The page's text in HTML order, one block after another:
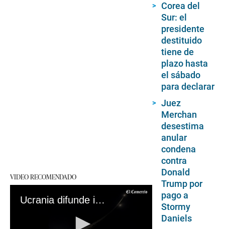
VIDEO RECOMENDADO
Ucrania difunde imágenes del lanzamiento de ATACMS estadounidenses
Corea del
Sur: el
presidente
destituido
tiene de
plazo hasta
el sábado
para declarar
Juez
Merchan
desestima
anular
condena
contra
Donald
Trump por
pago a
Stormy
Daniels